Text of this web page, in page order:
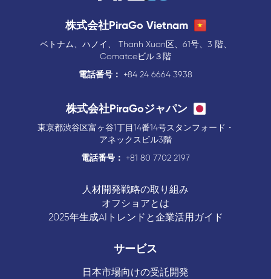
株式会社PiraGo Vietnam
ベトナム、ハノイ、 Thanh Xuan区、61号、3 階、
Comatceビル３階
電話番号：
+84 24 6664 3938
株式会社PiraGoジャパン
東京都渋谷区富ヶ谷1丁目14番14号スタンフォード・
アネックスビル3階
電話番号：
+81 80 7702 2197
人材開発戦略の取り組み
オフショアとは
2025年生成AIトレンドと企業活用ガイド
サービス
日本市場向けの受託開発